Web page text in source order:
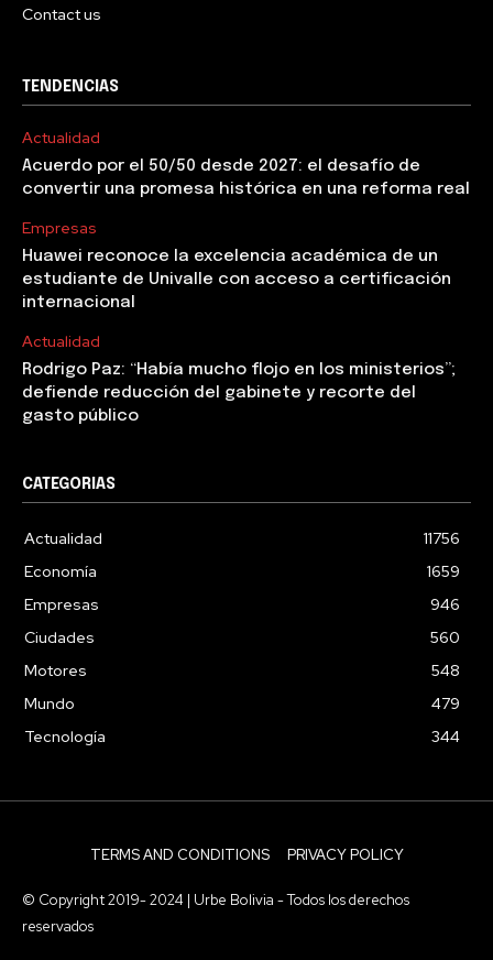
Contact us
TENDENCIAS
Actualidad
Acuerdo por el 50/50 desde 2027: el desafío de
convertir una promesa histórica en una reforma real
Empresas
Huawei reconoce la excelencia académica de un
estudiante de Univalle con acceso a certificación
internacional
Actualidad
Rodrigo Paz: “Había mucho flojo en los ministerios”;
defiende reducción del gabinete y recorte del
gasto público
CATEGORIAS
Actualidad
11756
Economía
1659
Empresas
946
Ciudades
560
Motores
548
Mundo
479
Tecnología
344
TERMS AND CONDITIONS PRIVACY POLICY
© Copyright 2019- 2024 | Urbe Bolivia - Todos los derechos
reservados